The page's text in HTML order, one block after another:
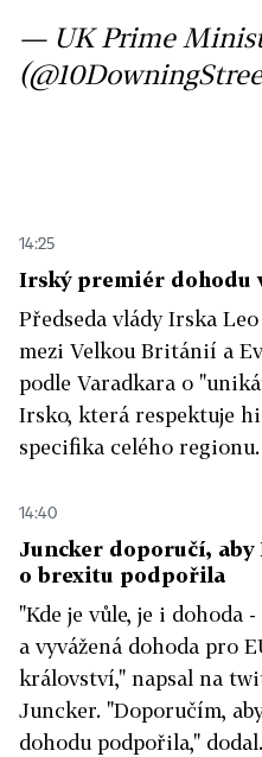
— UK Prime
14:25
Irský premiér dohodu
Předseda vlády Irska
mezi Velkou Británií a
podle Varadkara o
Irsko, která respektuje
specifika celého regionu.
14:40
Juncker doporučí, aby
o brexitu podpořila
"Kde je vůle, je i dohoda
a vyvážená dohoda pro
království," napsal na
Juncker. "Doporučím,
dohodu podpořila," dodal.